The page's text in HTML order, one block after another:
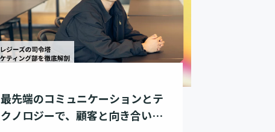
最先端のコミュニケーションとテ
クノロジーで、顧客と向き合い、